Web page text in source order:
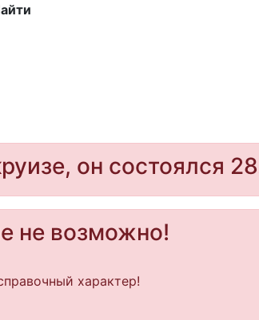
он состоялся
не возможно!
характер!